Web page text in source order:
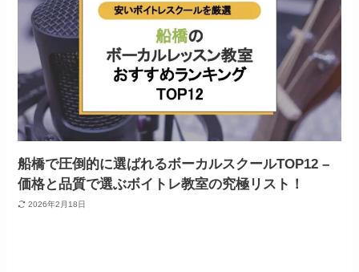
船橋で圧倒的に選ばれるボーカルスクールTOP12 –
価格と品質で選ぶボイトレ教室の究極リスト！
2026年2月18日